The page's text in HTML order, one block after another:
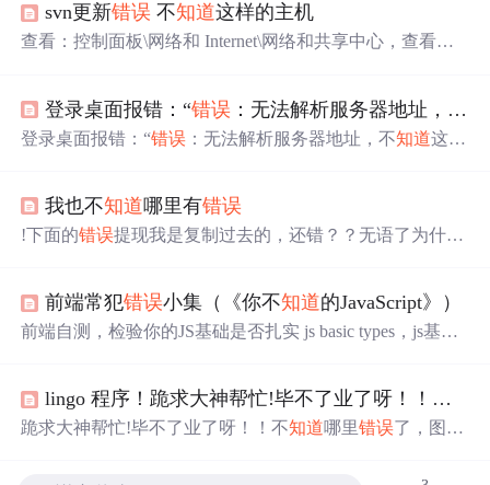
svn更新错误 不知道这样的主机
查看：控制面板\网络和 Internet\网络和共享中心，查看是
功！登录桌面报错：“错误 ：无法解析服务器地址，不
登录桌面报错：“错误 ：无法解析服务器地址，不知道这样
我也不知道哪里有错误
!下面的错误提现我是复制过去的，还错？？无语了为什呢
前端常犯错误小集（《你不知道的JavaScript》）
前端自测，检验你的JS基础是否扎实 js basic types，js基础
[1]; console.log(a.length); ans...
lingo 程序！跪求大神帮忙!毕不了业了呀！！不
跪求大神帮忙!毕不了业了呀！！不知道哪里错误了，图片